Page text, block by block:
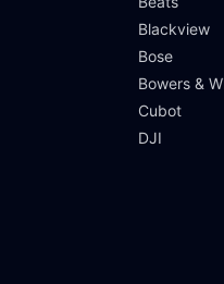
Blackview
Bose
Bowers &
Cubot
DJI